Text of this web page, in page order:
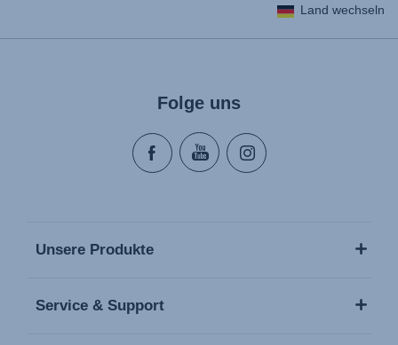
Land wechseln
Folge uns
Unsere Produkte
Service & Support